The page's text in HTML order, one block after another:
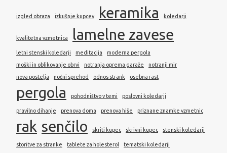
izgled obraza izkušnje kupcev keramika koledarji
kvalitetna vzmetnica lamelne zavese
letni stenski koledarji meditacija
moderna pergola
moški in oblikovanje obrvi
notranja oprema garaže
notranji mir
nova postelja
nočni sprehod odnos strank osebna rast
pergola pohodništvo v temi poslovni koledarji
pravilno dihanje prenova doma prenova hiše priznane znamke vzmetnic
rak senčilo skriti kupec skrivni kupec stenski koledarji
storitve za stranke tablete za holesterol tematski koledarji